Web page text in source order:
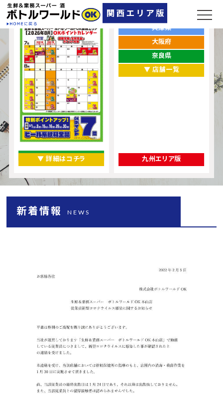
ポイントカレンダー
▼ 詳細はコチラ
お店をエリアから探す
兵庫県
大阪府
奈良県
▼ 店舗一覧
九州エリア版
新着情報 NEWS